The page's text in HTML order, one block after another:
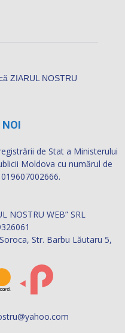
NOI
de Stat a Ministerului
Moldova cu numărul de
NOSTRU WEB” SRL
Str. Barbu Lăutaru 5,